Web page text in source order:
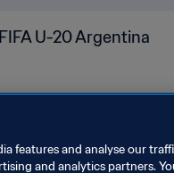
U-20 Argentina
features and analyse our
and analytics partners.